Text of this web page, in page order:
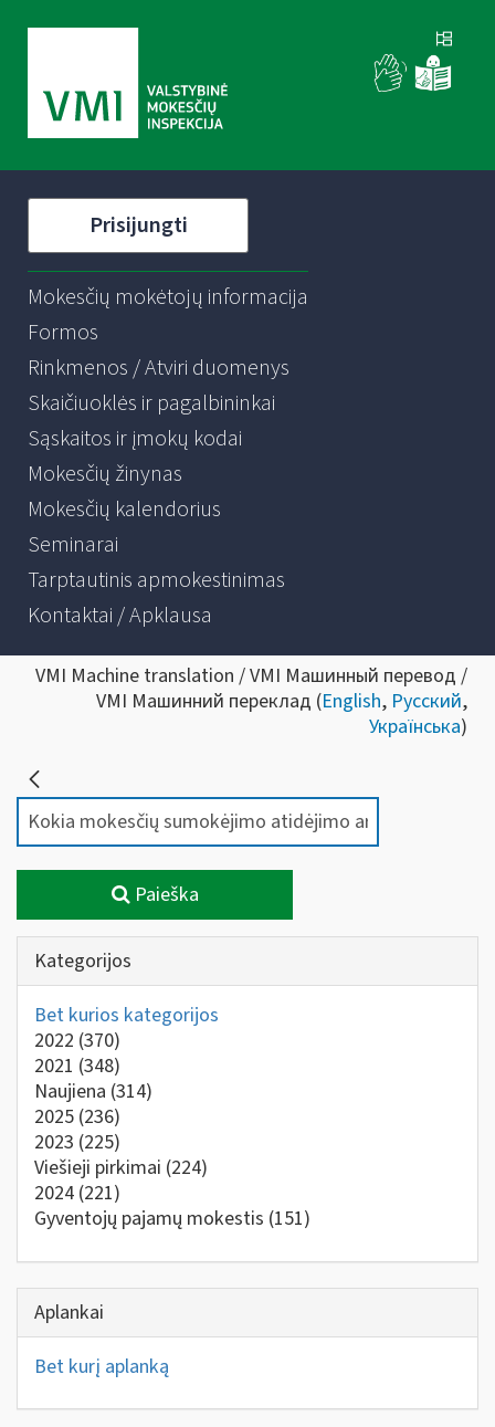
Prisijungti
Mokesčių mokėtojų informacija
Formos
Rinkmenos / Atviri duomenys
Skaičiuoklės ir pagalbininkai
Sąskaitos ir įmokų kodai
Mokesčių žinynas
Mokesčių kalendorius
Seminarai
Tarptautinis apmokestinimas
Kontaktai / Apklausa
VMI Machine translation / VMI Машинный перевод /
VMI Машинний переклад (English, Русский,
Українська)
Paieška
Kategorijos
Bet kurios kategorijos
2022 (370)
2021 (348)
Naujiena (314)
2025 (236)
2023 (225)
Viešieji pirkimai (224)
2024 (221)
Gyventojų pajamų mokestis (151)
Aplankai
Bet kurį aplanką